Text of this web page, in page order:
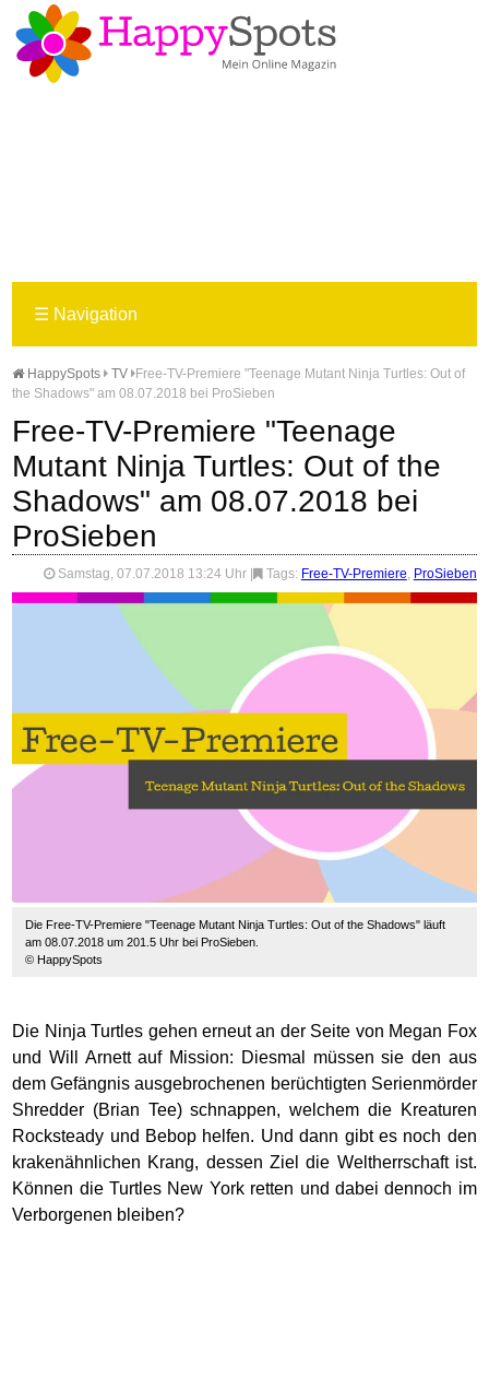
☰ Navigation
HappySpots TV
Free-TV-Premiere "Teenage Mutant Ninja Turtles: Out of
the Shadows" am 08.07.2018 bei ProSieben
Free-TV-Premiere "Teenage
Mutant Ninja Turtles: Out of the
Shadows" am 08.07.2018 bei
ProSieben
Samstag, 07.07.2018 13:24 Uhr Tags: Free-TV-Premiere, ProSieben
Die Free-TV-Premiere "Teenage Mutant Ninja Turtles: Out of the Shadows" läuft
am 08.07.2018 um 201.5 Uhr bei ProSieben.
© HappySpots
Die Ninja Turtles gehen erneut an der Seite von Megan Fox
und Will Arnett auf Mission: Diesmal müssen sie den aus
dem Gefängnis ausgebrochenen berüchtigten Serienmörder
Shredder (Brian Tee) schnappen, welchem die Kreaturen
Rocksteady und Bebop helfen. Und dann gibt es noch den
krakenähnlichen Krang, dessen Ziel die Weltherrschaft ist.
Können die Turtles New York retten und dabei dennoch im
Verborgenen bleiben?